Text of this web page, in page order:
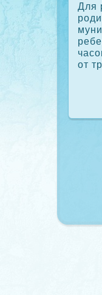
Для
от